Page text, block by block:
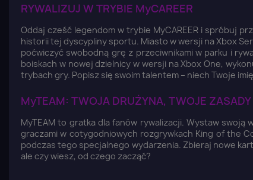
RYWALIZUJ W TRYBIE MyCAREER
Oddaj cześć legendom w trybie MyCAREER i spróbuj
historii tej dyscypliny sportu. Miasto w wersji na Xbox
poćwiczyć swobodną grę z przeciwnikami w parku i
boiskach w nowej dzielnicy w wersji na Xbox One,
trybach gry. Popisz się swoim talentem – niech Twoje
MyTEAM: TWOJA DRUŻYNA, TWOJE ZASADY
MyTEAM to gratka dla fanów rywalizacji. Wystaw swoją
graczami w cotygodniowych rozgrywkach King of the
podczas tego specjalnego wydarzenia. Zbieraj nowe
ale czy wiesz, od czego zacząć?